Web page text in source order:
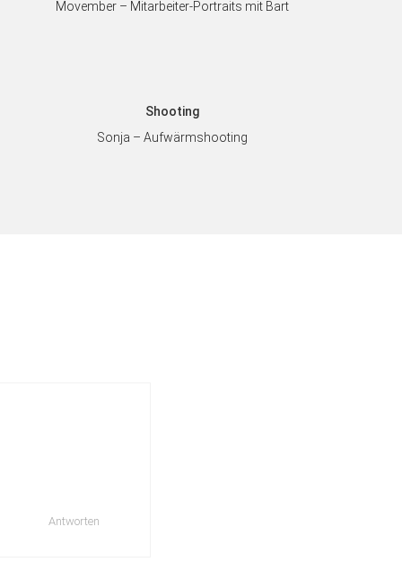
Movember – Mitarbeiter-Portraits mit Bart
Shooting
Sonja – Aufwärmshooting
Antworten